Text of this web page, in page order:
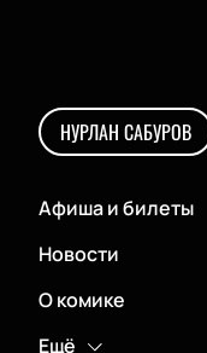
НУРЛАН САБУРОВ
Афиша и билеты
Новости
О комике
Ещё